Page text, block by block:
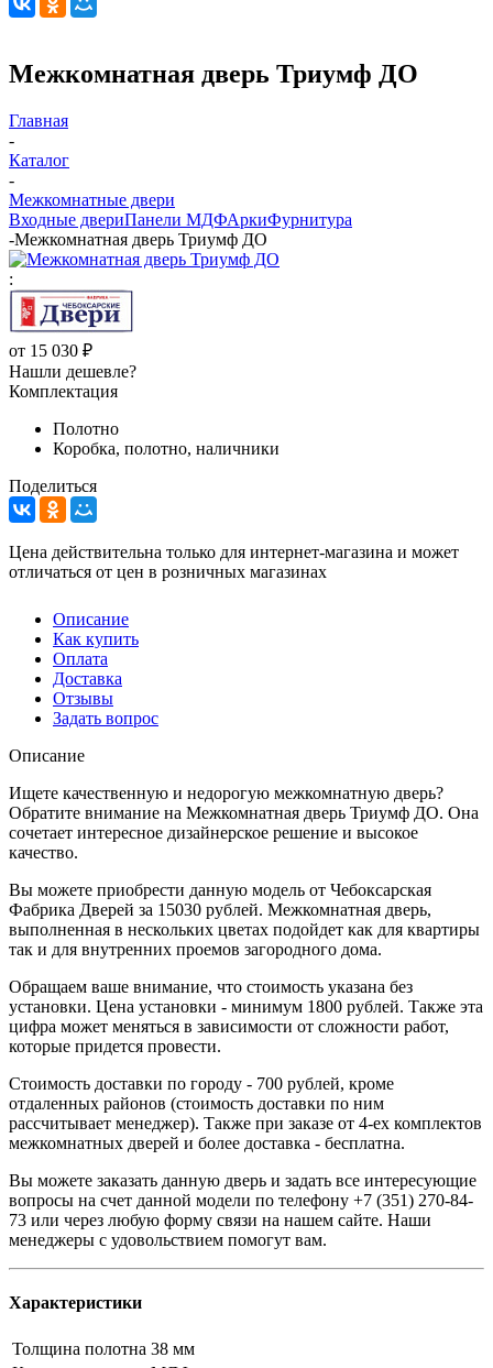
Межкомнатная дверь Триумф ДО
Главная
-
Каталог
-
Межкомнатные двери
Входные двериПанели МДФАркиФурнитура
-Межкомнатная дверь Триумф ДО
:
от 15 030 ₽
Нашли дешевле?
Комплектация
Полотно
Коробка, полотно, наличники
Поделиться
Цена действительна только для интернет-магазина и может
отличаться от цен в розничных магазинах
Описание
Как купить
Оплата
Доставка
Отзывы
Задать вопрос
Описание
Ищете качественную и недорогую межкомнатную дверь?
Обратите внимание на Межкомнатная дверь Триумф ДО. Она
сочетает интересное дизайнерское решение и высокое
качество.
Вы можете приобрести данную модель от Чебоксарская
Фабрика Дверей за 15030 рублей. Межкомнатная дверь,
выполненная в нескольких цветах подойдет как для квартиры
так и для внутренних проемов загородного дома.
Обращаем ваше внимание, что стоимость указана без
установки. Цена установки - минимум 1800 рублей. Также эта
цифра может меняться в зависимости от сложности работ,
которые придется провести.
Стоимость доставки по городу - 700 рублей, кроме
отдаленных районов (стоимость доставки по ним
рассчитывает менеджер). Также при заказе от 4-ех комплектов
межкомнатных дверей и более доставка - бесплатна.
Вы можете заказать данную дверь и задать все интересующие
вопросы на счет данной модели по телефону +7 (351) 270-84-
73 или через любую форму связи на нашем сайте. Наши
менеджеры с удовольствием помогут вам.
Характеристики
Толщина полотна 38 мм